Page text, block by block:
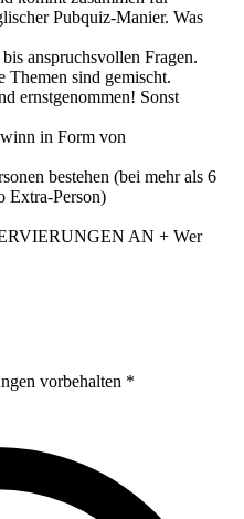
Pubquiz-Manier. Was
anspruchsvollen Fragen.
Themen sind gemischt.
ernstgenommen! Sonst
in Form von
bestehen (bei mehr als 6
Extra-Person)
AN + Wer
vorbehalten *